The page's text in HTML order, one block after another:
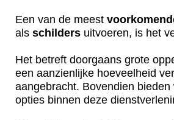
Een van de meest
als schilders uitvoeren, is het
Het betreft doorgaans grote
een aanzienlijke hoeveelheid
aangebracht. Bovendien
opties binnen deze